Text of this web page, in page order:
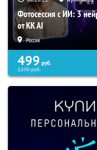
Фотосессия с ИИ: 3
от KK AI
Россия
499 руб.
1290руб.